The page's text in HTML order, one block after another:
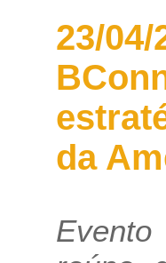
23/04/
da